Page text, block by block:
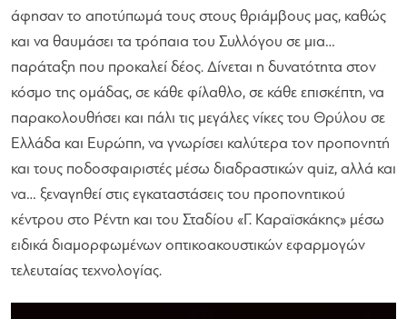
άφησαν το αποτύπωμά τους στους θριάμβους μας, καθώς
και να θαυμάσει τα τρόπαια του Συλλόγου σε μια…
παράταξη που προκαλεί δέος. Δίνεται η δυνατότητα στον
κόσμο της ομάδας, σε κάθε φίλαθλο, σε κάθε επισκέπτη, να
παρακολουθήσει και πάλι τις μεγάλες νίκες του Θρύλου σε
Ελλάδα και Ευρώπη, να γνωρίσει καλύτερα τον προπονητή
και τους ποδοσφαιριστές μέσω διαδραστικών quiz, αλλά και
να… ξεναγηθεί στις εγκαταστάσεις του προπονητικού
κέντρου στο Ρέντη και του Σταδίου «Γ. Καραϊσκάκης» μέσω
ειδικά διαμορφωμένων οπτικοακουστικών εφαρμογών
τελευταίας τεχνολογίας.